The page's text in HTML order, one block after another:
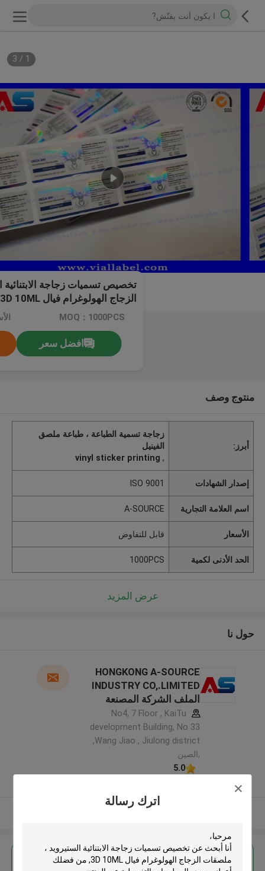
اترك رسالة
1
/
3
تخصيص تسميات زجاجة الابتنائية
الزجاج الهولوغرام فيال 3D 10ML
MOQ：1000PCS
افضل سعر
منتوج وصف
أبرز:
زجاجة تسمية الطباعة ، طباعة ملصق
الفينيل
,
vinyl sticker printing
إصدار الشهادات ISO 9001
اسم العلامة التجارية A-SOURCE
الأسعار قابل للتفاوض
الحد الأدنى لكمية 1000PCS
عرض المزيد
حول نا
HONGKONG A-SOURCE
INDUSTRY CO,.LIMITED
الملف الشركة المصنعة
No4, 7 Floor , KaiTu
development Building, No 33
,Wang Jiao , Jiulong district
,الصين
5.0
احصل على افضل سعر ل